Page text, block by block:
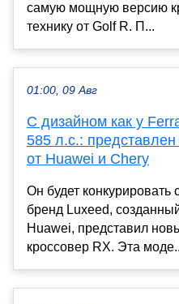
самую мощную версию
технику от Golf R. П...
01:00, 09 Авг
С дизайном как у
585 л.с.:
от Huawei и Chery
Он будет конкурировать
бренд Luxeed,
Huawei, представил
кроссовер RX. Эта